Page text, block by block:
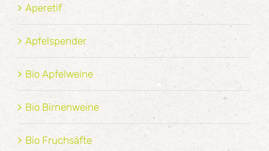
Aperetif
Apfelspender
Bio Apfelweine
Bio Birnenweine
Bio Fruchsäfte